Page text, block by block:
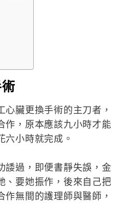
臟更換手術的主刀者，
作，原本應該九小時才能
六小時就完成。
諉過，即便書靜失誤，金
、要她振作，後來自己把
作無間的護理師與醫師，